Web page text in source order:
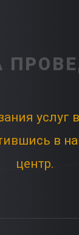
услуг
в
центр.